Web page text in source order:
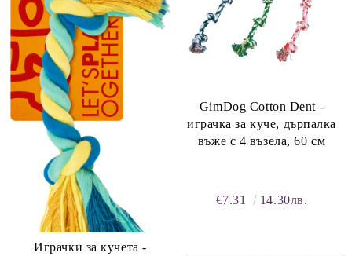
Играчки за кучета -
GimDog Cotton Dent -
играчка за куче, дърпалка
въже с 4 възела, 60 см
€7.31 14.30лв.